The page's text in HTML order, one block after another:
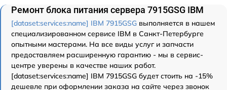
Ремонт блока питания сервера 7915GSG IBM
[dataset:services:name] IBM 7915GSG выполняется в нашем
специализированном сервисе IBM в Санкт-Петербурге
опытными мастерами. На все виды услуг и запчасти
предоставляем расширенную гарантию - мы в сервис-
центре уверены в качестве наших работ.
[dataset:services:name] IBM 7915GSG будет стоить на -15%
дешевле при оформлении заказа на сайте через звонок